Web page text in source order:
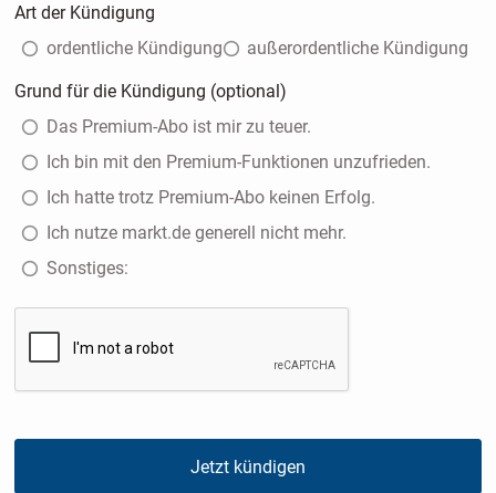
Art der Kündigung
ordentliche Kündigung
außerordentliche Kündigung
Grund für die Kündigung (optional)
Das Premium-Abo ist mir zu teuer.
Ich bin mit den Premium-Funktionen unzufrieden.
Ich hatte trotz Premium-Abo keinen Erfolg.
Ich nutze markt.de generell nicht mehr.
Sonstiges:
Jetzt kündigen